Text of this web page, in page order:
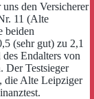
den Versicherer
11 (Alte
beiden
(sehr gut) zu 2,1
Endalters von
Der Testsieger
die Alte Leipziger